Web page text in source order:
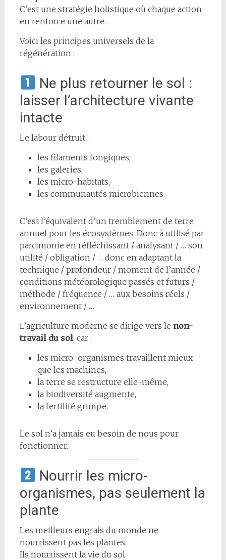
C’est une stratégie holistique où chaque action
en renforce une autre.
Voici les principes universels de la
régénération :
Ne plus retourner le sol :
laisser l’architecture vivante
intacte
Le labour détruit :
les filaments fongiques,
les galeries,
les micro-habitats,
les communautés microbiennes.
C’est l’équivalent d’un tremblement de terre
annuel pour les écosystèmes. Donc à utilisé par
parcimonie en réfléchissant / analysant / … son
utilité / obligation / … donc en adaptant la
technique / profondeur / moment de l’année /
conditions météorologique passés et futurs /
méthode / fréquence / … aux besoins réels /
environnement / …
L’agriculture moderne se dirige vers le non-
travail du sol, car :
les micro-organismes travaillent mieux
que les machines,
la terre se restructure elle-même,
la biodiversité augmente,
la fertilité grimpe.
Le sol n’a jamais eu besoin de nous pour
fonctionner.
Nourrir les micro-
organismes, pas seulement la
plante
Les meilleurs engrais du monde ne
nourrissent pas les plantes.
Ils nourrissent la vie du sol.